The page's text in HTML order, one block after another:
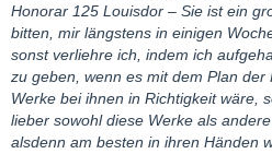
Honorar 125 Louisdor – Sie ist ein
bitten, mir längstens in einigen
sonst verliehre ich, indem ich
zu geben, wenn es mit dem Plan der
Werke bei ihnen in Richtigkeit wäre,
lieber sowohl diese Werke als
alsdenn am besten in ihren Händen